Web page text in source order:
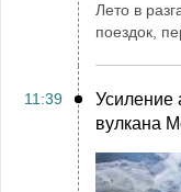
Лето в
поездок,
11:39
Усиление
вулкана